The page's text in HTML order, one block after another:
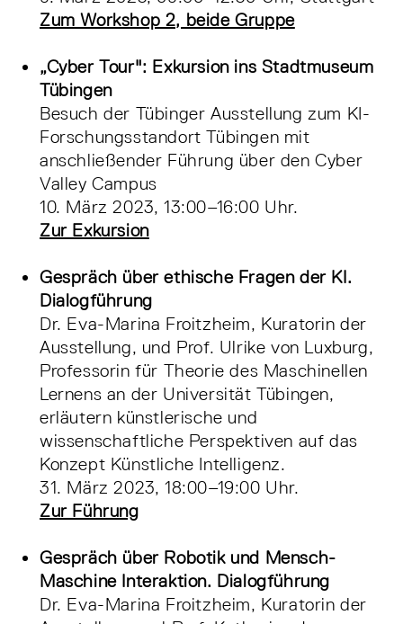
Zum Workshop 2, beide Gruppe
„Cyber Tour": Exkursion ins Stadtmuseum
Tübingen
Besuch der Tübinger Ausstellung zum KI-
Forschungsstandort Tübingen mit
anschließender Führung über den Cyber
Valley Campus
10. März 2023, 13:00–16:00 Uhr.
Zur Exkursion
Gespräch über ethische Fragen der KI.
Dialogführung
Dr. Eva-Marina Froitzheim, Kuratorin der
Ausstellung, und Prof. Ulrike von Luxburg,
Professorin für Theorie des Maschinellen
Lernens an der Universität Tübingen,
erläutern künstlerische und
wissenschaftliche Perspektiven auf das
Konzept Künstliche Intelligenz.
31. März 2023, 18:00–19:00 Uhr.
Zur Führung
Gespräch über Robotik und Mensch-
Maschine Interaktion. Dialogführung
Dr. Eva-Marina Froitzheim, Kuratorin der